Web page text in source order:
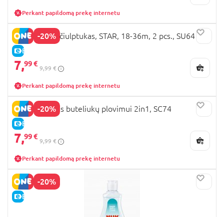
Perkant papildomą prekę internetu
-20%
E-KAINA
NUK latekso čiulptukas, STAR, 18-36m, 2 pcs., SU64
7,99 €
9,99 €
Perkant papildomą prekę internetu
-20%
E-KAINA
NUK šepetėlis buteliukų plovimui 2in1, SC74
7,99 €
9,99 €
Perkant papildomą prekę internetu
-20%
E-KAINA